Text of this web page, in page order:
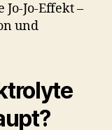
Jo-Effekt –
und